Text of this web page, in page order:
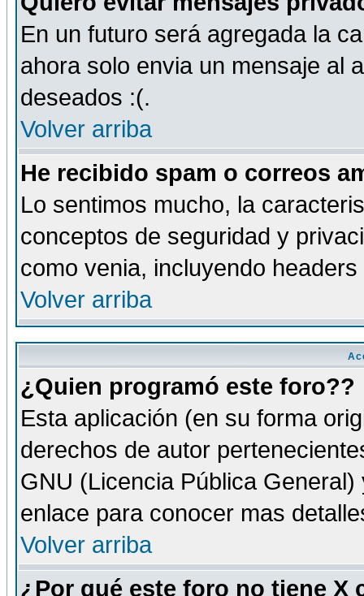
En un futuro será agregada la
ahora solo envia un mensaje al
deseados :(.
Volver arriba
He recibido spam o correos
Lo sentimos mucho, la
conceptos de seguridad y
como venia, incluyendo
Volver arriba
¿Quien programó este foro??
Esta aplicación (en su forma
derechos de autor
GNU (Licencia Pública
enlace para conocer mas
Volver arriba
¿Por qué este foro no tiene X